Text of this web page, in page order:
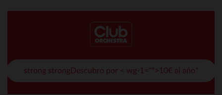
strong strongDescubro por < wg-1="">10€ al año*